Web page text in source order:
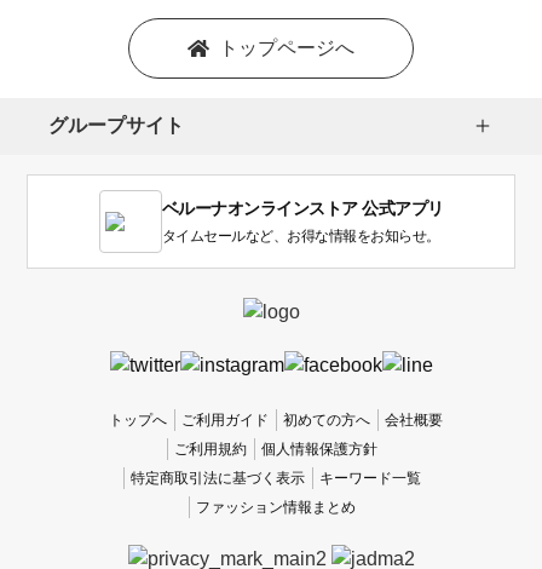
トップページへ
グループサイト
ベルーナオンラインストア 公式アプリ
タイムセールなど、お得な情報をお知らせ。
トップへ ご利用ガイド 初めての方へ
会社概要
ご利用規約
個人情報保護方針
特定商取引法に基づく表示
キーワード一覧
ファッション情報まとめ